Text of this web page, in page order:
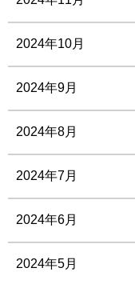
2024年10月
2024年9月
2024年8月
2024年7月
2024年6月
2024年5月